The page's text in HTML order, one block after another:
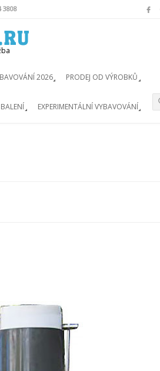
3808
2026 PRODEJ OD VÝROBKŮ
EXPERIMENTÁLNÍ VYBAVOVÁNÍ